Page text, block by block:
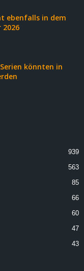
ebenfalls in dem
könnten in
939
563
85
66
60
47
43